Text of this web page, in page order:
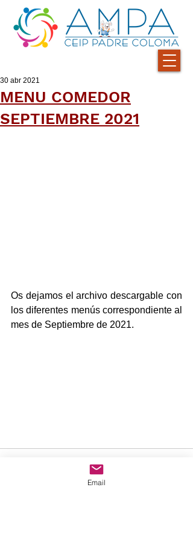
MENU COMEDOR
SEPTIEMBRE 2021
30 abr 2021
Os dejamos el archivo descargable con
los diferentes menús correspondiente al
mes de Septiembre de 2021.
Email